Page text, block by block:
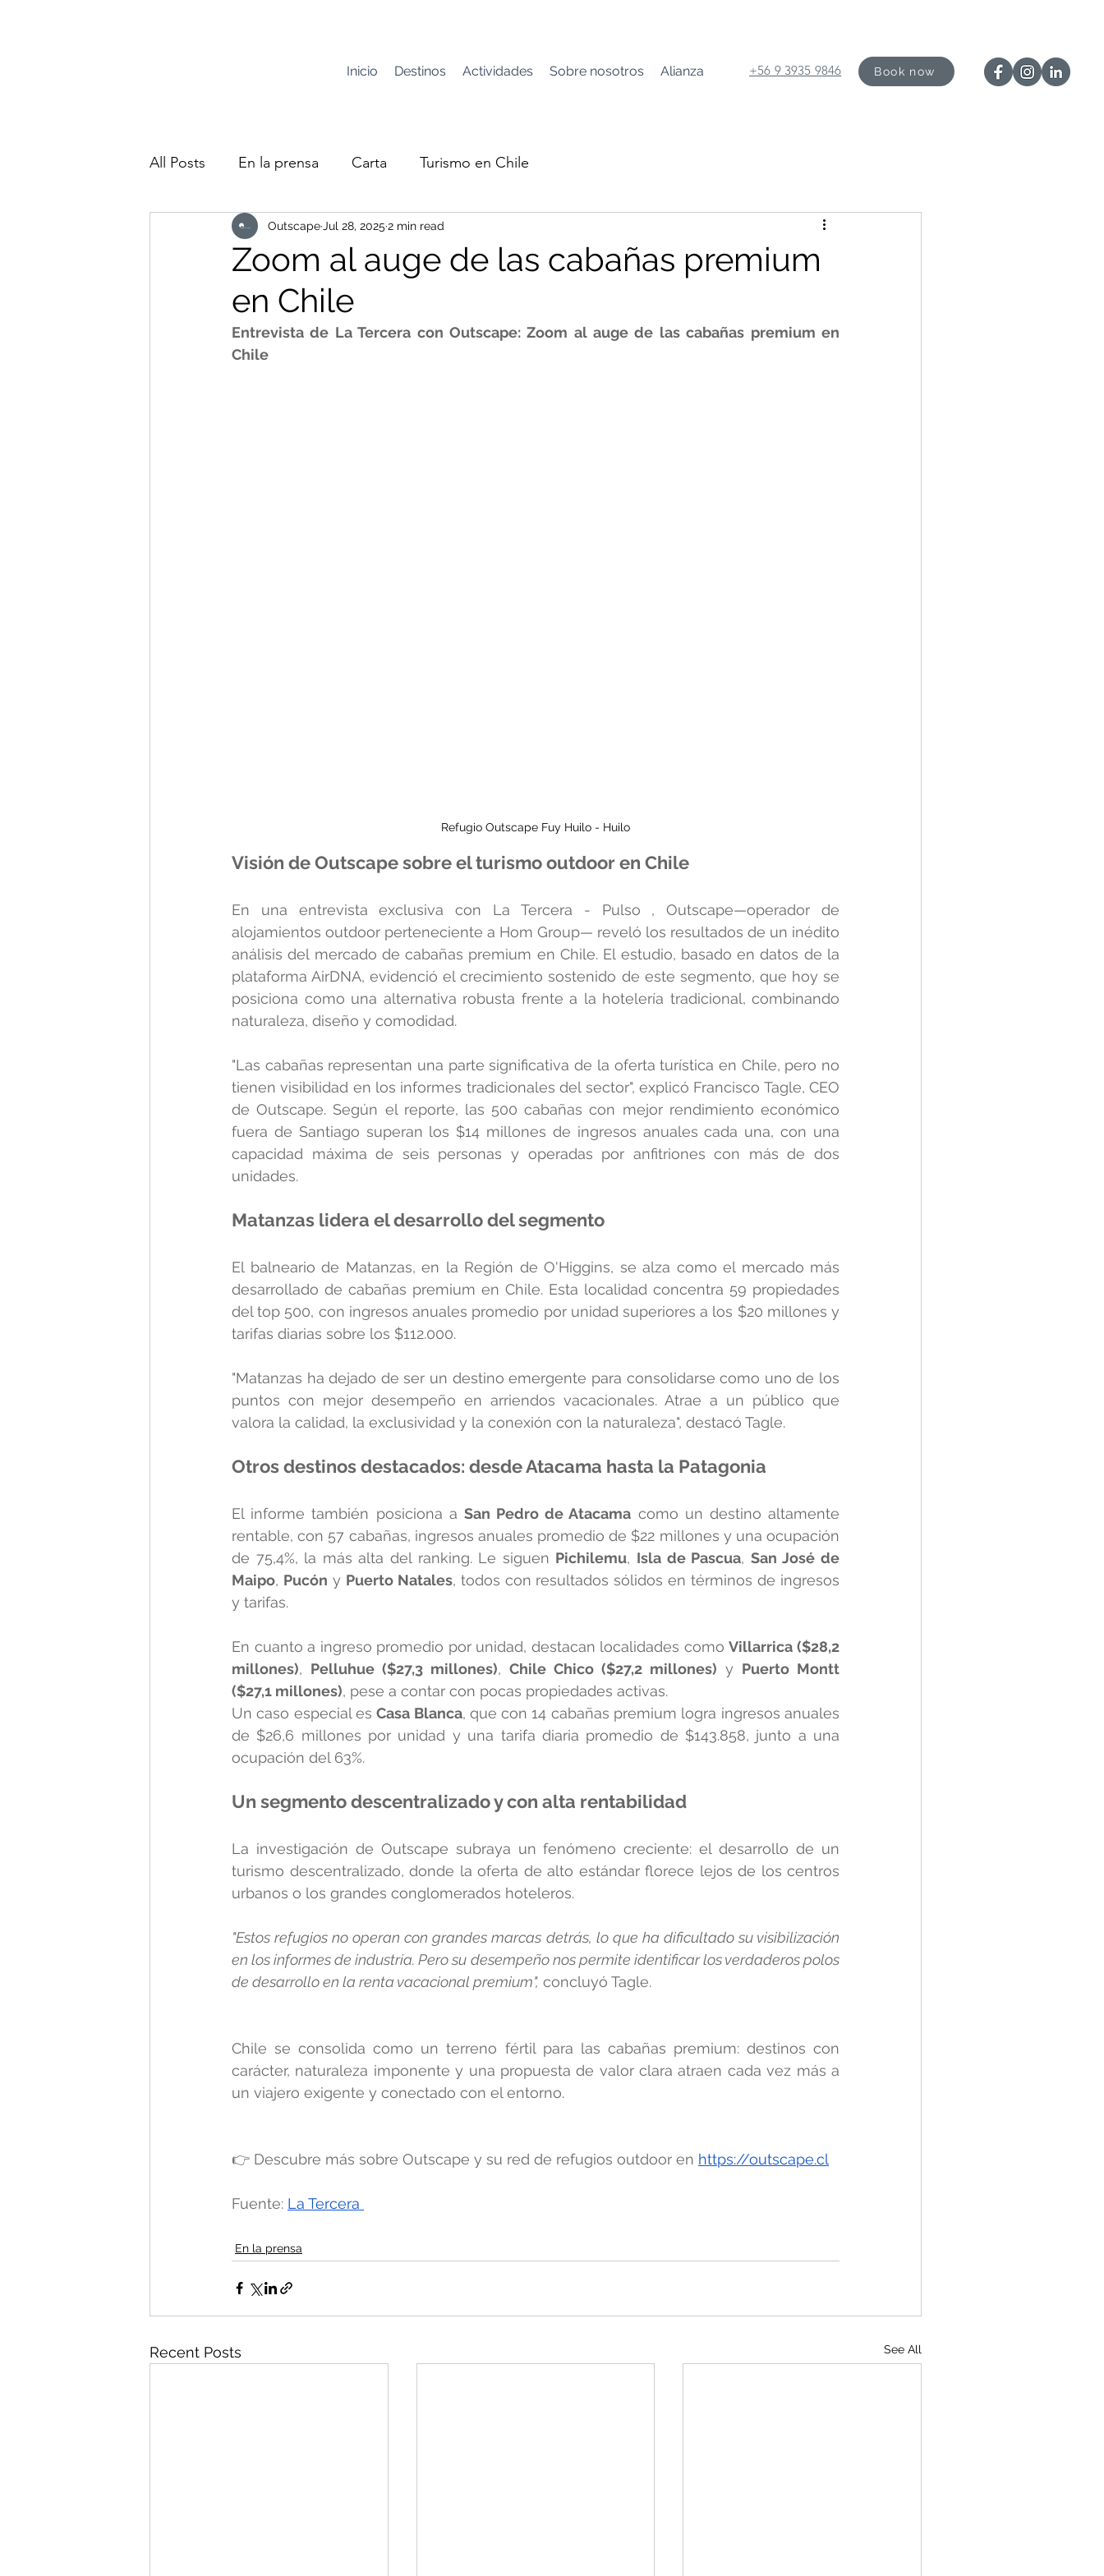
Inicio Destinos Actividades Sobre nosotros Alianza +56 9 3935 9846 Book now
All Posts En la prensa Carta Turismo en Chile
Zoom al auge de las cabañas premium
en Chile
Outscape Jul 28, 2025 2 min read
Entrevista de La Tercera con Outscape: Zoom al auge de las cabañas premium en
Chile
Refugio Outscape Fuy Huilo - Huilo
Visión de Outscape sobre el turismo outdoor en Chile
En una entrevista exclusiva con La Tercera - Pulso , Outscape—operador de
alojamientos outdoor perteneciente a Hom Group— reveló los resultados de un inédito
análisis del mercado de cabañas premium en Chile. El estudio, basado en datos de la
plataforma AirDNA, evidenció el crecimiento sostenido de este segmento, que hoy se
posiciona como una alternativa robusta frente a la hotelería tradicional, combinando
naturaleza, diseño y comodidad.
"Las cabañas representan una parte significativa de la oferta turística en Chile, pero no
tienen visibilidad en los informes tradicionales del sector", explicó Francisco Tagle, CEO
de Outscape. Según el reporte, las 500 cabañas con mejor rendimiento económico
fuera de Santiago superan los $14 millones de ingresos anuales cada una, con una
capacidad máxima de seis personas y operadas por anfitriones con más de dos
unidades.
Matanzas lidera el desarrollo del segmento
El balneario de Matanzas, en la Región de O'Higgins, se alza como el mercado más
desarrollado de cabañas premium en Chile. Esta localidad concentra 59 propiedades
del top 500, con ingresos anuales promedio por unidad superiores a los $20 millones y
tarifas diarias sobre los $112.000.
"Matanzas ha dejado de ser un destino emergente para consolidarse como uno de los
puntos con mejor desempeño en arriendos vacacionales. Atrae a un público que
valora la calidad, la exclusividad y la conexión con la naturaleza", destacó Tagle.
Otros destinos destacados: desde Atacama hasta la Patagonia
El informe también posiciona a San Pedro de Atacama como un destino altamente
rentable, con 57 cabañas, ingresos anuales promedio de $22 millones y una ocupación
de 75,4%, la más alta del ranking. Le siguen Pichilemu, Isla de Pascua, San José de
Maipo, Pucón y Puerto Natales, todos con resultados sólidos en términos de ingresos
y tarifas.
En cuanto a ingreso promedio por unidad, destacan localidades como Villarrica ($28,2
millones), Pelluhue ($27,3 millones), Chile Chico ($27,2 millones) y Puerto Montt
($27,1 millones), pese a contar con pocas propiedades activas.
Un caso especial es Casa Blanca, que con 14 cabañas premium logra ingresos anuales
de $26,6 millones por unidad y una tarifa diaria promedio de $143.858, junto a una
ocupación del 63%.
Un segmento descentralizado y con alta rentabilidad
La investigación de Outscape subraya un fenómeno creciente: el desarrollo de un
turismo descentralizado, donde la oferta de alto estándar florece lejos de los centros
urbanos o los grandes conglomerados hoteleros.
"Estos refugios no operan con grandes marcas detrás, lo que ha dificultado su visibilización
en los informes de industria. Pero su desempeño nos permite identificar los verdaderos polos
de desarrollo en la renta vacacional premium", concluyó Tagle.
Chile se consolida como un terreno fértil para las cabañas premium: destinos con
carácter, naturaleza imponente y una propuesta de valor clara atraen cada vez más a
un viajero exigente y conectado con el entorno.
👉 Descubre más sobre Outscape y su red de refugios outdoor en https://outscape.cl
Fuente: La Tercera
En la prensa
Recent Posts See All